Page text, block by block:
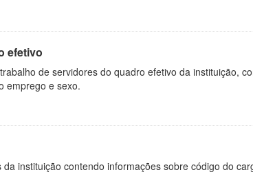
efetivo
de servidores do quadro efetivo da instituição,
emprego e sexo.
da instituição contendo informações sobre código do